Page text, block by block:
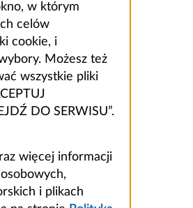
w którym
celów
cookie, i
Możesz też
wszystkie pliki
DO SERWISU”.
więcej informacji
i plikach